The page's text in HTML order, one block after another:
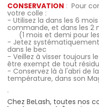
CONSERVATION : Pour
votre colle :
- Utilisez la dans les 6
commande, et dans les 2
(1 mois et demi pour les
- Jetez
dans le bec
- Veillez à visser toujours
être exempt de tout
- Conservez là à l'abri de
température, dans son
.
Chez BeLash, toutes nos